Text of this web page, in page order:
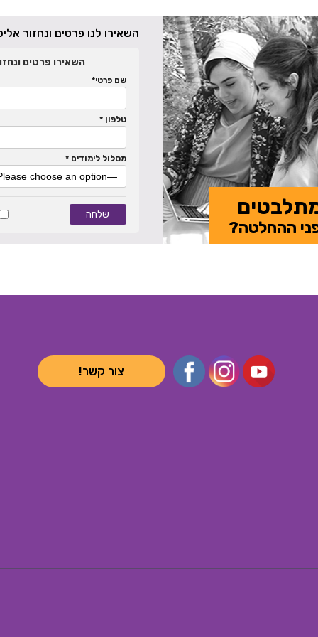
ההחלטה?
השאירו לנו פרטים ונחזור
השאירו פרטים
שם פרטי*
טלפון *
מסלול לימודים *
צור קשר!